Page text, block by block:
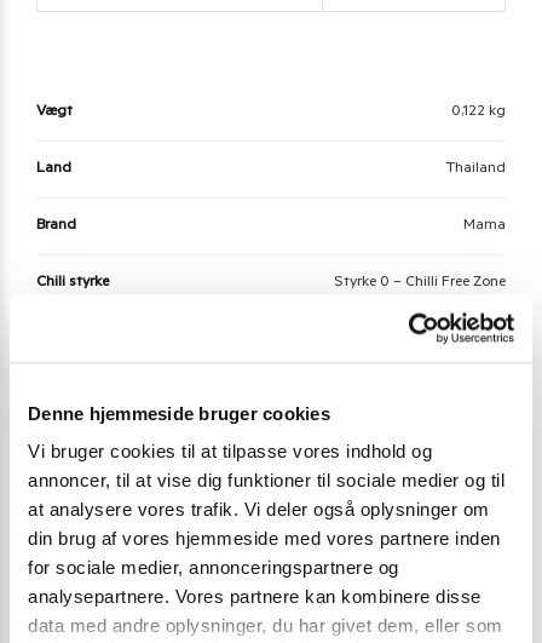
Denne hjemmeside bruger cookies
Vi bruger cookies til at tilpasse vores indhold og
annoncer, til at vise dig funktioner til sociale medier og til
at analysere vores trafik. Vi deler også oplysninger om
din brug af vores hjemmeside med vores partnere inden
for sociale medier, annonceringspartnere og
analysepartnere. Vores partnere kan kombinere disse
data med andre oplysninger, du har givet dem, eller som
Vægt 0,122 kg
Land Thailand
Brand Mama
Chili styrke Styrke 0 – Chilli Free Zone
Nødder, Ost, Sennep, Sulfitter
Vær den første til at anmelde “MAMA Instant
Panang Noodles 85 g.”
logged in for at afgive en anmeldelse.